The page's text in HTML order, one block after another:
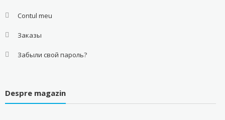
Contul meu
Заказы
Забыли свой пароль?
Despre magazin